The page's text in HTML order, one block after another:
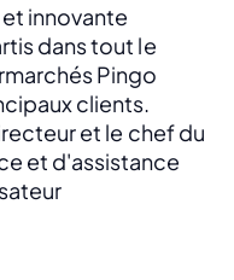
innovante
dans tout le
Pingo
clients.
et le chef du
et d'assistance